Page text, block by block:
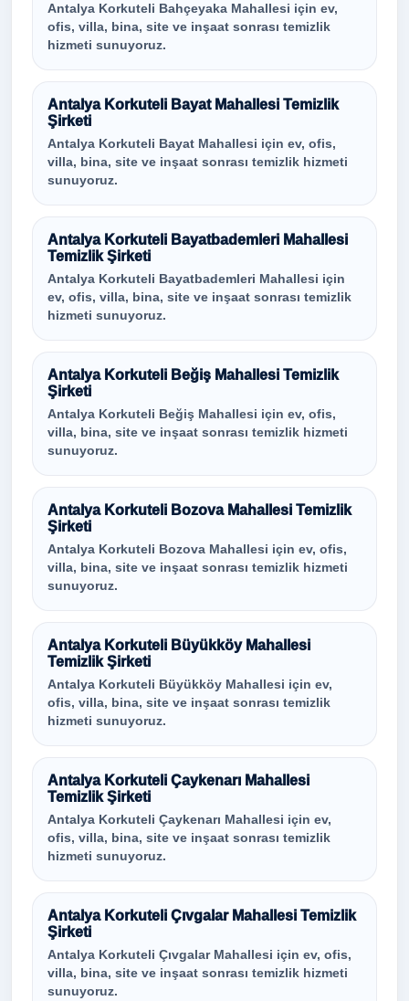
Antalya Korkuteli Bahçeyaka Mahallesi için ev,
ofis, villa, bina, site ve inşaat sonrası temizlik
hizmeti sunuyoruz.
Antalya Korkuteli Bayat Mahallesi Temizlik
Şirketi
Antalya Korkuteli Bayat Mahallesi için ev, ofis,
villa, bina, site ve inşaat sonrası temizlik hizmeti
sunuyoruz.
Antalya Korkuteli Bayatbademleri Mahallesi
Temizlik Şirketi
Antalya Korkuteli Bayatbademleri Mahallesi için
ev, ofis, villa, bina, site ve inşaat sonrası temizlik
hizmeti sunuyoruz.
Antalya Korkuteli Beğiş Mahallesi Temizlik
Şirketi
Antalya Korkuteli Beğiş Mahallesi için ev, ofis,
villa, bina, site ve inşaat sonrası temizlik hizmeti
sunuyoruz.
Antalya Korkuteli Bozova Mahallesi Temizlik
Şirketi
Antalya Korkuteli Bozova Mahallesi için ev, ofis,
villa, bina, site ve inşaat sonrası temizlik hizmeti
sunuyoruz.
Antalya Korkuteli Büyükköy Mahallesi
Temizlik Şirketi
Antalya Korkuteli Büyükköy Mahallesi için ev,
ofis, villa, bina, site ve inşaat sonrası temizlik
hizmeti sunuyoruz.
Antalya Korkuteli Çaykenarı Mahallesi
Temizlik Şirketi
Antalya Korkuteli Çaykenarı Mahallesi için ev,
ofis, villa, bina, site ve inşaat sonrası temizlik
hizmeti sunuyoruz.
Antalya Korkuteli Çıvgalar Mahallesi Temizlik
Şirketi
Antalya Korkuteli Çıvgalar Mahallesi için ev, ofis,
villa, bina, site ve inşaat sonrası temizlik hizmeti
sunuyoruz.